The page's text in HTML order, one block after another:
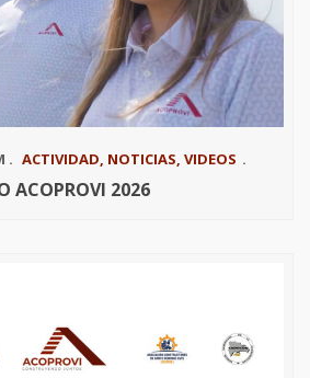
. ACTIVIDAD, NOTICIAS, VIDEOS .
ACOPROVI 2026